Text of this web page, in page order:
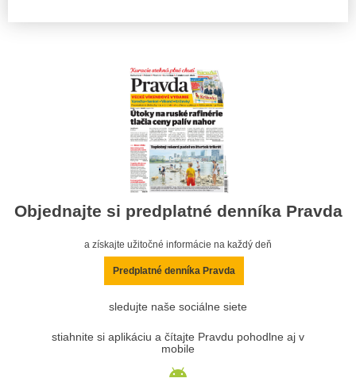
Objednajte si predplatné denníka Pravda
a získajte užitočné informácie na každý deň
Predplatné denníka Pravda
sledujte naše sociálne siete
stiahnite si aplikáciu a čítajte Pravdu pohodlne aj v
mobile